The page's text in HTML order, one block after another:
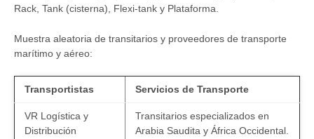
Rack, Tank (cisterna), Flexi-tank y Plataforma.
Muestra aleatoria de transitarios y proveedores de transporte
marítimo y aéreo:
Transportistas Servicios de Transporte
VR Logística y
Distribución
Transitarios especializados en
Arabia Saudita y África Occidental.